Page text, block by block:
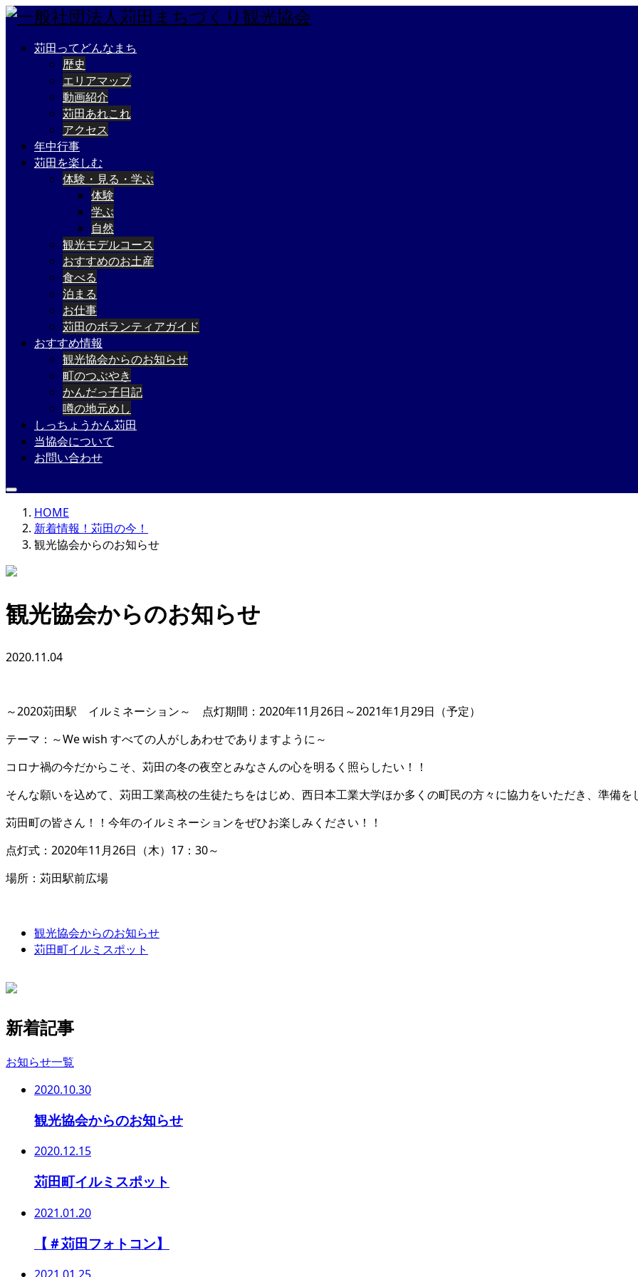
苅田ってどんなまち
歴史
エリアマップ
動画紹介
苅田あれこれ
アクセス
年中行事
苅田を楽しむ
体験・見る・学ぶ
体験
学ぶ
自然
観光モデルコース
おすすめのお土産
食べる
泊まる
お仕事
苅田のボランティアガイド
おすすめ情報
観光協会からのお知らせ
町のつぶやき
かんだっ子日記
噂の地元めし
しっちょうかん苅田
当協会について
お問い合わせ
HOME
新着情報！苅田の今！
観光協会からのお知らせ
観光協会からのお知らせ
2020.11.04
～2020苅田駅 イルミネーション～ 点灯期間：2020年11月26日～2021年1月29日（予定）
テーマ：～We wish すべての人がしあわせでありますように～
コロナ禍の今だからこそ、苅田の冬の夜空とみなさんの心を明るく照らしたい！！
そんな願いを込めて、苅田工業高校の生徒たちをはじめ、西日本工業大学ほか多くの町民の方々に協力をいただき、準備を
苅田町の皆さん！！今年のイルミネーションをぜひお楽しみください！！
点灯式：2020年11月26日（木）17：30～
場所：苅田駅前広場
観光協会からのお知らせ
苅田町イルミスポット
新着記事
お知らせ一覧
2020.10.30
観光協会からのお知らせ
2020.12.15
苅田町イルミスポット
2021.01.20
【＃苅田フォトコン】